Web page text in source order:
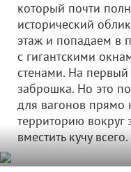
который почти
исторический
этаж и попадаем в
с гигантскими
стенами. На
заброшка. Но это
для вагонов прямо
территорию вокруг
вместить кучу всего.